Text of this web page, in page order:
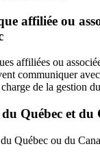
affiliée ou
affiliées ou
communiquer avec
de la gestion
Québec et du
Québec ou du